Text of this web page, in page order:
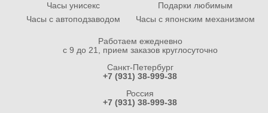
Работаем ежедневно
с 9 до 21, прием заказов круглосуточно
Санкт-Петербург
+7 (931) 38-999-38
Россия
+7 (931) 38-999-38
Часы унисекс
Часы с автоподзаводом
Подарки любимым
Часы с японским механизмом